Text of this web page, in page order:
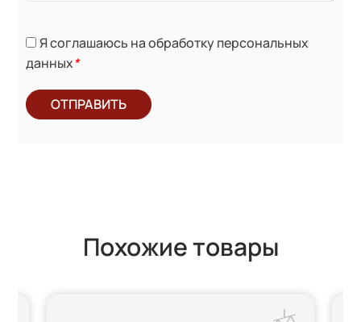
Я соглашаюсь на обработку персональных
данных*
ОТПРАВИТЬ
Похожие товары